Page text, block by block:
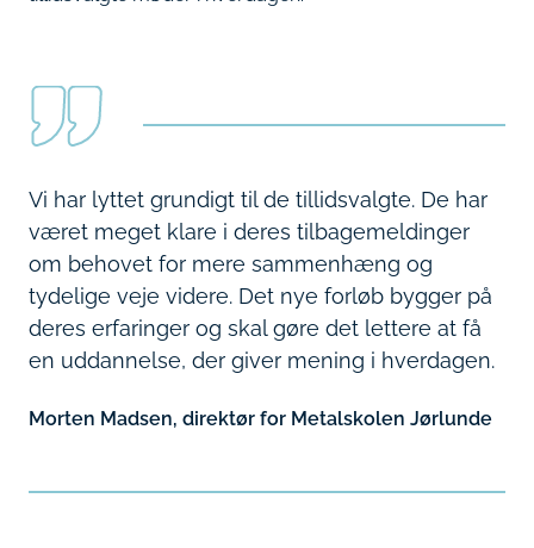
Vi har lyttet grundigt til de tillidsvalgte. De har
været meget klare i deres tilbagemeldinger
om behovet for mere sammenhæng og
tydelige veje videre. Det nye forløb bygger på
deres erfaringer og skal gøre det lettere at få
en uddannelse, der giver mening i hverdagen.
Morten Madsen, direktør for Metalskolen Jørlunde